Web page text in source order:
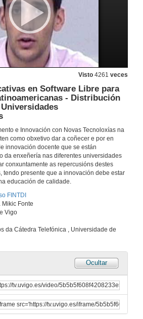
Visto 4261 veces
en Software Libre para
- Distribución
e Innovación con Novas Tecnoloxías na
como obxetivo dar a coñecer e por en
innovación docente que se están
da enxeñería nas diferentes universidades
conxuntamente as repercusións destes
tendo presente que a innovación debe estar
educación de calidade.
FINTDI
Mikic Fonte
Vigo
da Cátedra Telefónica , Universidade de
Ocultar
14 de dec. de 2009
14 de dec. de 2009
Importância das Colaboraçôes com a Industria e das Actividades dos Ramos Estudantis no Ensino da Emgenharia
14 de dec. de 2009
Docencia Coordinada mediante Traballos Dirixidos en Robótica e CAM
14 de dec. de 2009
Assessment of Competences in University Degrees Using Data Mining Techniques
14 de dec. de 2009
Conceitos, Métodos e Procedimentos na Medição: uma Solução Inovadora